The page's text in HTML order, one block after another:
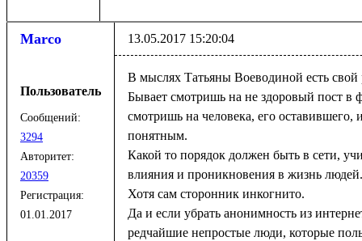
Marco
Пользователь
Сообщений:
3294
Авторитет:
20359
Регистрация:
01.01.2017
13.05.2017 15:20:04
В мыслях Татьяны Воеводиной есть свой
Бывает смотришь на не здоровый пост в
смотришь на человека, его оставившего,
понятным.
Какой то порядок должен быть в сети,
влияния и проникновения в жизнь людей.
Хотя сам сторонник инкогнито.
Да и если убрать анонимность из
редчайшие непростые люди, которые